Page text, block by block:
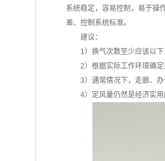
系统稳定，容易控制，易于操
差、控制系统标准。
建议：
1）换气次数至少应该以
2）根据实际工作环境确定
3）通常情况下，走廊、
4）定风量仍然是经济实